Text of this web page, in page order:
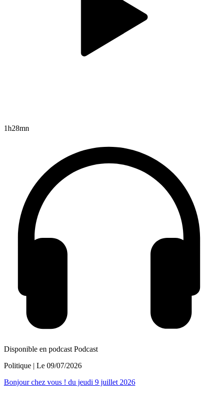
1h28mn
Disponible en podcast Podcast
Politique | Le 09/07/2026
Bonjour chez vous ! du jeudi 9 juillet 2026